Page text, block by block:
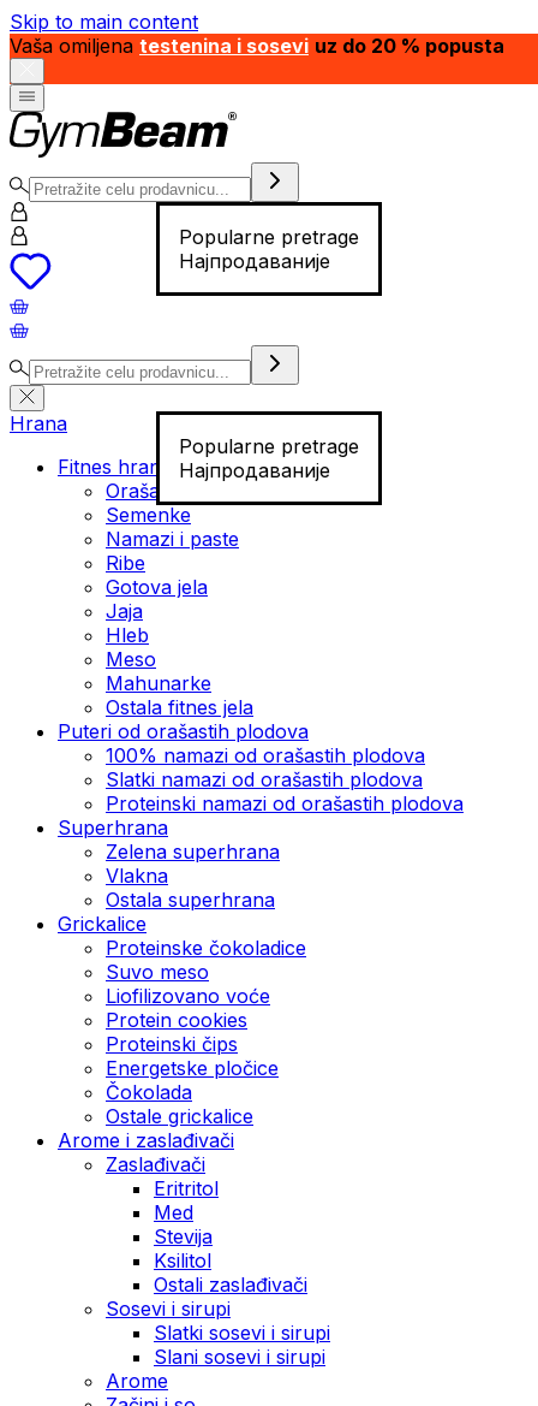
Skip to main content
Vaša omiljena testenina i sosevi uz do 20 % popusta
Popularne pretrage
Најпродаваније
Popularne pretrage
Најпродаваније
Hrana
Fitnes hrana
Orašasti plodovi
Semenke
Namazi i paste
Ribe
Gotova jela
Јаја
Hleb
Meso
Mahunarke
Ostala fitnes jela
Puteri od orašastih plodova
100% namazi od orašastih plodova
Slatki namazi od orašastih plodova
Proteinski namazi od orašastih plodova
Superhrana
Zelena superhrana
Vlakna
Ostala superhrana
Grickalice
Proteinske čokoladice
Suvo meso
Liofilizovano voće
Protein cookies
Proteinski čips
Energetske pločice
Čokolada
Ostale grickalice
Arome i zaslađivači
Zaslađivači
Eritritol
Med
Stevija
Ksilitol
Ostali zaslađivači
Sosevi i sirupi
Slatki sosevi i sirupi
Slani sosevi i sirupi
Arome